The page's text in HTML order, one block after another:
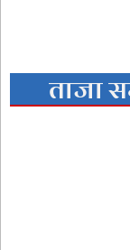
ताजा